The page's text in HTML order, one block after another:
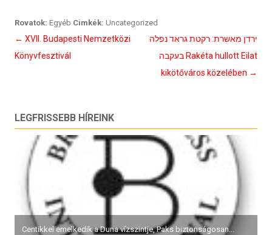
Rovatok: Egyéb Cimkék: Uncategorized
Bejegyzés
navigáció
← XVII. Budapesti Nemzetközi
Könyvfesztivál
ירדן מאשרת: רקטת גראד נפלה
בעקבה Rakéta hullott Eilat
kikötőváros közelében →
LEGFRISSEBB HÍREINK
Centikkel emelkedik a Duna vízszintje, Paks biztonságosan...